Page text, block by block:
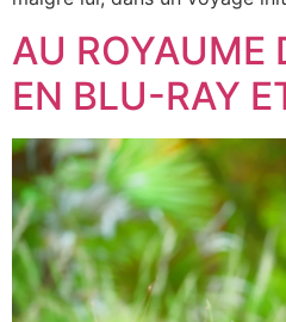
AU ROYAUME
EN BLU-RAY